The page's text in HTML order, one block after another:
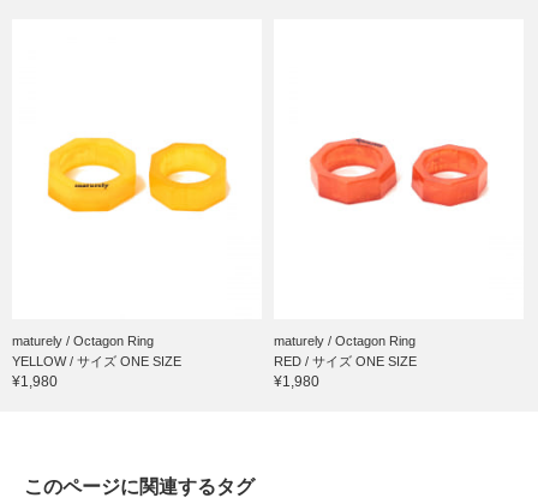
maturely / Octagon Ring
YELLOW / サイズ ONE SIZE
¥1,980
maturely / Octagon Ring
RED / サイズ ONE SIZE
¥1,980
このページに関連するタグ